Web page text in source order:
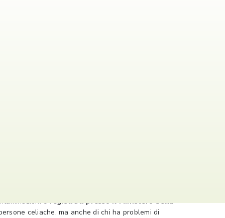
eregistrati presso il Ministero della
celiache, ma anche di chi ha problemi di